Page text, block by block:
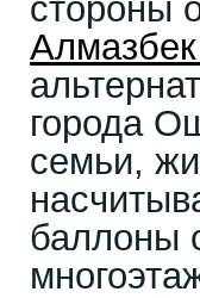
стороны
города
семьи,
баллоны